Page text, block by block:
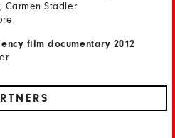
Carmen Stadler
film documentary 2012